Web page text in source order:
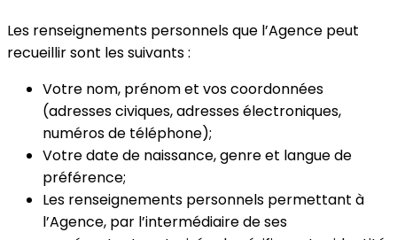
Les renseignements personnels que l’Agence peut
recueillir sont les suivants :
Votre nom, prénom et vos coordonnées
(adresses civiques, adresses électroniques,
numéros de téléphone);
Votre date de naissance, genre et langue de
préférence;
Les renseignements personnels permettant à
l’Agence, par l’intermédiaire de ses